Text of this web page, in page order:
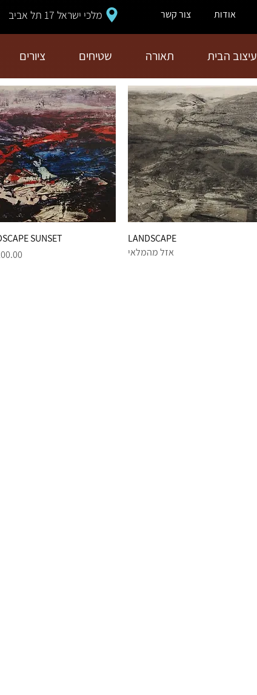
אודות צור קשר מלכי ישראל 17 תל אביב
עיצוב הבית תאורה שטיחים ציורים
תצוגה מהירהLANDSCAPE
אזל מהמלאי
תצוגה מהירה
SUNSET
מחיר‏1,200.00 ‏₪